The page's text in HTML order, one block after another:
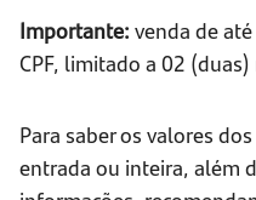
Importante: venda de
CPF, limitado a 02
Para saber os valores
entrada ou inteira, além